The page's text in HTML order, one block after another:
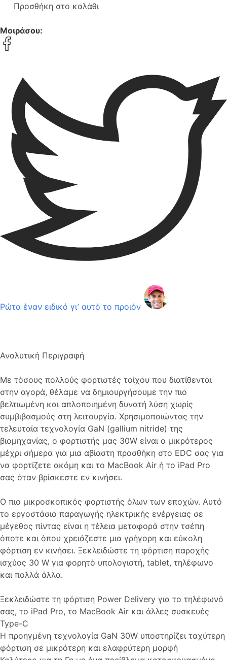
Προσθήκη στο καλάθι
Μοιράσου:
Ρώτα έναν ειδικό γι’ αυτό το προιόν
Αναλυτική Περιγραφή
Με τόσους πολλούς φορτιστές τοίχου που διατίθενται
στην αγορά, θέλαμε να δημιουργήσουμε την πιο
βελτιωμένη και απλοποιημένη δυνατή λύση χωρίς
συμβιβασμούς στη λειτουργία. Χρησιμοποιώντας την
τελευταία τεχνολογία GaN (gallium nitride) της
βιομηχανίας, ο φορτιστής μας 30W είναι ο μικρότερος
μέχρι σήμερα για μια αβίαστη προσθήκη στο EDC σας για
να φορτίζετε ακόμη και το MacBook Air ή το iPad Pro
σας όταν βρίσκεστε εν κινήσει.
Ο πιο μικροσκοπικός φορτιστής όλων των εποχών. Αυτό
το εργοστάσιο παραγωγής ηλεκτρικής ενέργειας σε
μέγεθος πίντας είναι η τέλεια μεταφορά στην τσέπη
όποτε και όπου χρειάζεστε μια γρήγορη και εύκολη
φόρτιση εν κινήσει. Ξεκλειδώστε τη φόρτιση παροχής
ισχύος 30 W για φορητό υπολογιστή, tablet, τηλέφωνο
και πολλά άλλα.
Ξεκλειδώστε τη φόρτιση Power Delivery για το τηλέφωνό
σας, το iPad Pro, το MacBook Air και άλλες συσκευές
Type-C
Η προηγμένη τεχνολογία GaN 30W υποστηρίζει ταχύτερη
φόρτιση σε μικρότερη και ελαφρύτερη μορφή